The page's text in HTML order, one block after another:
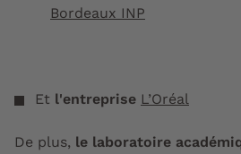
Bordeaux INP
Et l'entreprise L’Oréal
De plus, le laboratoire